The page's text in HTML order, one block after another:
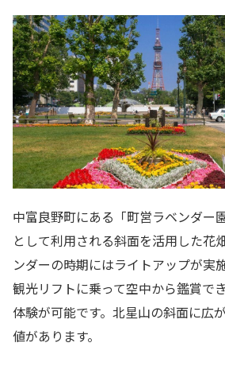
中富良野町にある「町営ラベンダー
として利用される斜面を活用した花
ンダーの時期にはライトアップが実
観光リフトに乗って空中から鑑賞で
体験が可能です。北星山の斜面に広
値があります。